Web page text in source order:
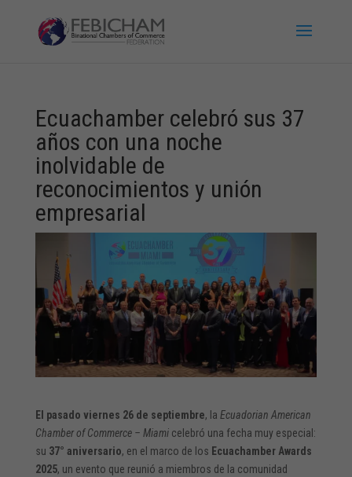
Ecuachamber celebró sus 37
años con una noche
inolvidable de
reconocimientos y unión
empresarial
El pasado viernes 26 de septiembre, la Ecuadorian American
Chamber of Commerce – Miamicelebró una fecha muy especial:
su 37° aniversario, en el marco de los Ecuachamber Awards
2025, un evento que reunió a miembros de la comunidad